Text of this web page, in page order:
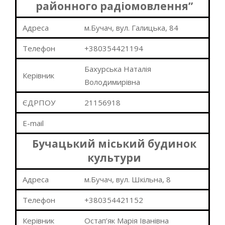
районного радіомовлення”
Адреса м.Бучач, вул. Галицька, 84
Телефон +380354421194
Керівник
Бахурська Наталія
Володимирівна
ЄДРПОУ 21156918
E-mail
Бучацький міський будинок
культури
Адреса м.Бучач, вул. Шкільна, 8
Телефон +380354421152
Керівник Остап’як Марія Іванівна